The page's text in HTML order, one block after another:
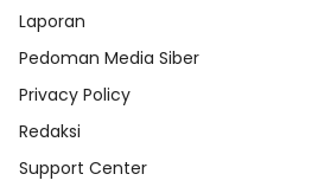
Laporan
Pedoman Media Siber
Privacy Policy
Redaksi
Support Center